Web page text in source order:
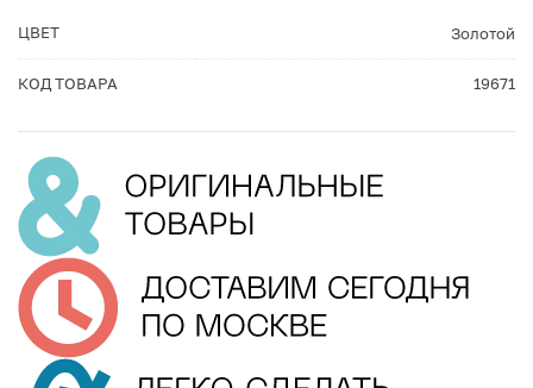
ЦВЕТ Золотой
КОД ТОВАРА 19671